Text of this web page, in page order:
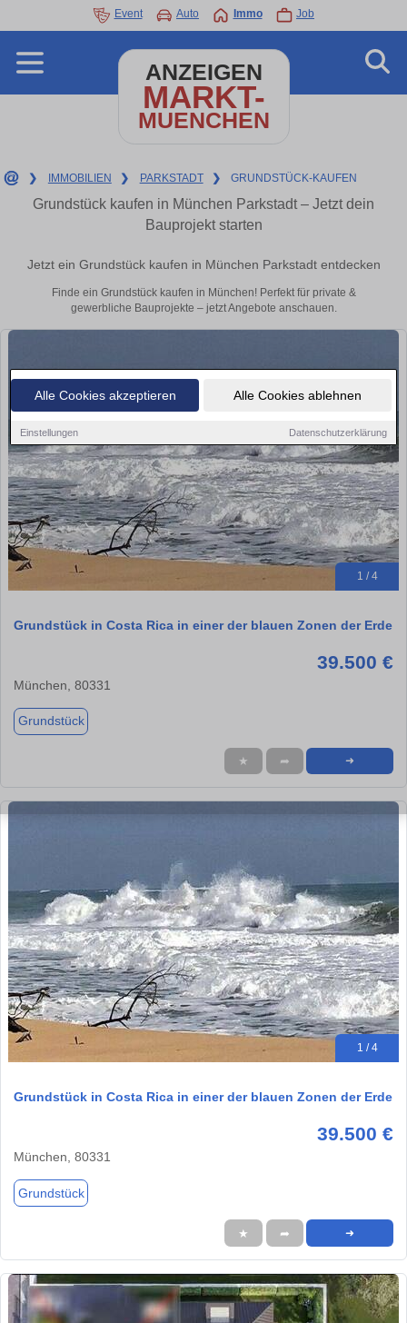
Alle Cookies akzeptieren Alle Cookies ablehnen
Einstellungen Datenschutzerklärung
Event Auto Immo Job
ANZEIGEN
MARKT-
MUENCHEN
❯ IMMOBILIEN ❯ PARKSTADT ❯ GRUNDSTÜCK-KAUFEN
Grundstück kaufen in München Parkstadt – Jetzt dein
Bauprojekt starten
Jetzt ein Grundstück kaufen in München Parkstadt entdecken
Finde ein Grundstück kaufen in München! Perfekt für private &
gewerbliche Bauprojekte – jetzt Angebote anschauen.
1 / 4
Grundstück in Costa Rica in einer der blauen Zonen der Erde
39.500 €
München, 80331
Grundstück
★ ➦ ➜
1 / 4
Grundstück in Costa Rica in einer der blauen Zonen der Erde
39.500 €
München, 80331
Grundstück
★ ➦ ➜